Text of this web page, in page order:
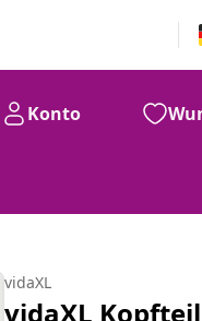
Konto
vidaXL
vidaXL